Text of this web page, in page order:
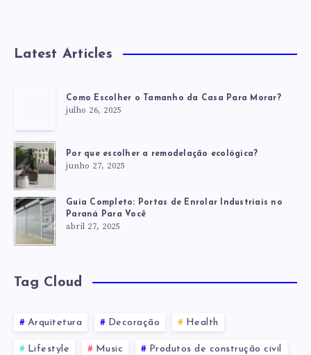
Latest Articles
Como Escolher o Tamanho da Casa Para Morar?
julho 26, 2025
Por que escolher a remodelação ecológica?
junho 27, 2025
Guia Completo: Portas de Enrolar Industriais no
Paraná Para Você
abril 27, 2025
Tag Cloud
Arquitetura Decoração Health
Lifestyle Music Produtos de construção civil